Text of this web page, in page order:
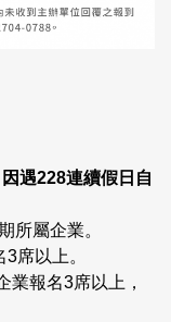
因遇228連續假日自
所屬企業。
席以上。
報名3席以上，